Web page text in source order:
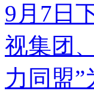
9月7日
视集团
力同盟